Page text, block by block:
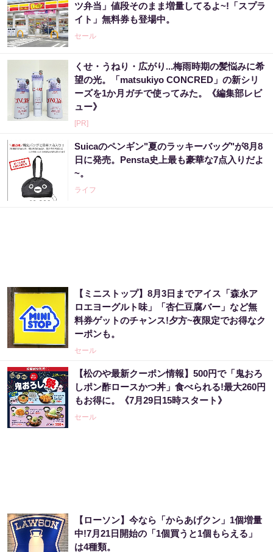
ツ弁当」値段そのまま増量してるよ~!「スプラ
イト」無料券も登場中。
セール
くせ・うねり・広がり...梅雨時期の髪悩みに希
望の光。「matsukiyo CONCRED」の新シリ
ーズを1か月ガチで使ってみた。《編集部レビ
ュー》
[PR]
Suicaのペンギン"夏のラッキーバッグ"が8月8
日に発売。Pensta史上最も豪華な7点入りだよ
~。
ライフ
【ミニストップ】8月3日までアイス「森永ア
ロエヨーグルト味」「杏仁豆腐バー」など無
料券ゲットのチャンス!夕方~夜限定でお得なク
ーポンも。
セール
【松のや最新クーポン情報】500円で「鬼おろ
しポン酢ロースかつ丼」食べられる!最大260円
もお得に。《7月29日15時スタート》
セール
【ローソン】今なら「からあげクン」1個増量
中!7月21日開始の「1個買うと1個もらえる」
は4種類。